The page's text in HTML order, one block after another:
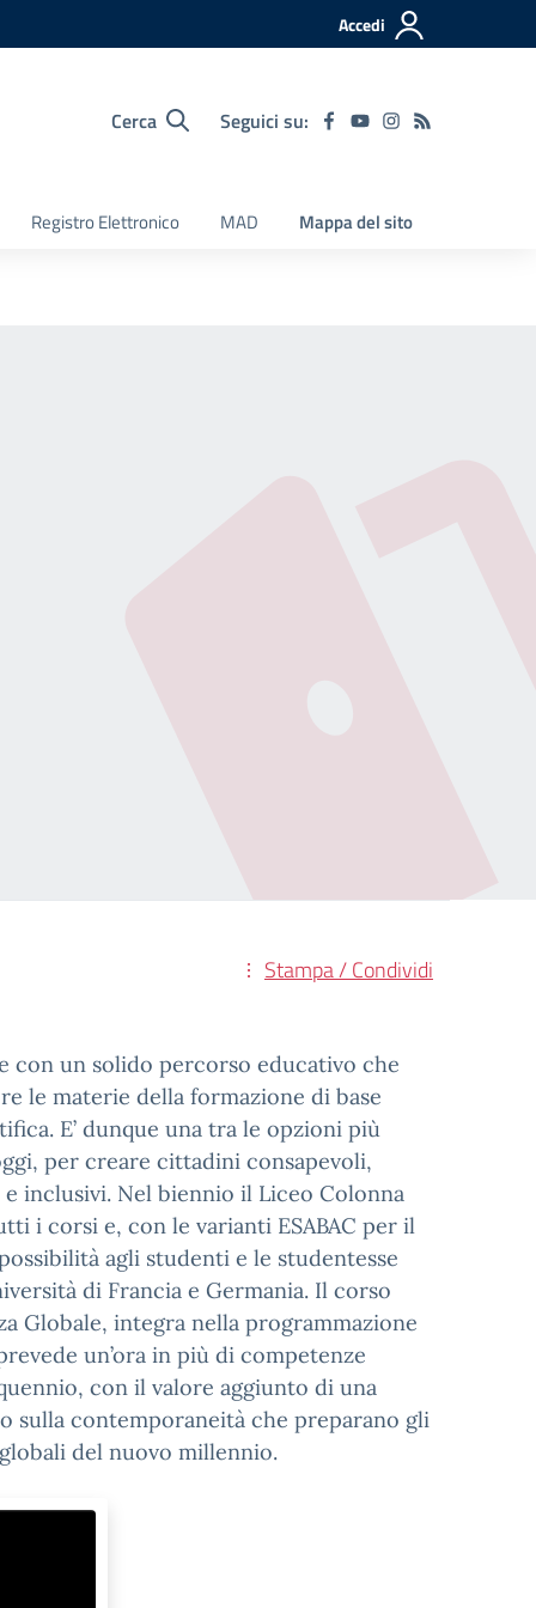
Accedi
Cerca Seguici su:
Registro Elettronico MAD Mappa del sito
Stampa / Condividi
con un solido percorso educativo che
le materie della formazione di base
E’ dunque una tra le opzioni più
per creare cittadini consapevoli,
inclusivi. Nel biennio il Liceo Colonna
i corsi e, con le varianti ESABAC per il
agli studenti e le studentesse
di Francia e Germania. Il corso
Globale, integra nella programmazione
un’ora in più di competenze
con il valore aggiunto di una
sulla contemporaneità che preparano gli
del nuovo millennio.